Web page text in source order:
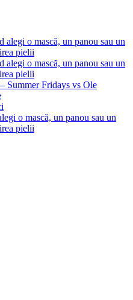
alegi o mască, un panou sau un
pielii
alegi o mască, un panou sau un
pielii
Summer Fridays vs Ole
o mască, un panou sau un
pielii